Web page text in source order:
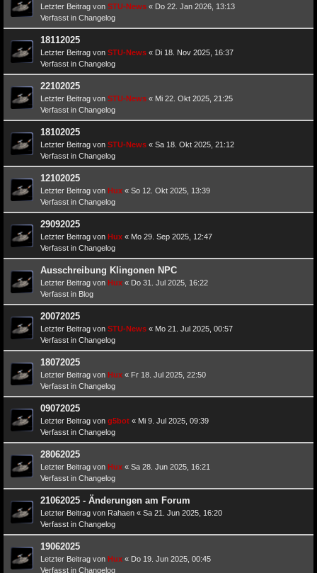
Letzter Beitrag von STU-News « Do 22. Jan 2026, 13:13
Verfasst in Changelog
18112025
Letzter Beitrag von STU-News « Di 18. Nov 2025, 16:37
Verfasst in Changelog
22102025
Letzter Beitrag von STU-News « Mi 22. Okt 2025, 21:25
Verfasst in Changelog
18102025
Letzter Beitrag von STU-News « Sa 18. Okt 2025, 21:12
Verfasst in Changelog
12102025
Letzter Beitrag von Hux « So 12. Okt 2025, 13:39
Verfasst in Changelog
29092025
Letzter Beitrag von Hux « Mo 29. Sep 2025, 12:47
Verfasst in Changelog
Ausschreibung Klingonen NPC
Letzter Beitrag von Hux « Do 31. Jul 2025, 16:22
Verfasst in Blog
20072025
Letzter Beitrag von STU-News « Mo 21. Jul 2025, 00:57
Verfasst in Changelog
18072025
Letzter Beitrag von Hux « Fr 18. Jul 2025, 22:50
Verfasst in Changelog
09072025
Letzter Beitrag von g5bot « Mi 9. Jul 2025, 09:39
Verfasst in Changelog
28062025
Letzter Beitrag von Hux « Sa 28. Jun 2025, 16:21
Verfasst in Changelog
21062025 - Änderungen am Forum
Letzter Beitrag von Rahaen « Sa 21. Jun 2025, 16:20
Verfasst in Changelog
19062025
Letzter Beitrag von Hux « Do 19. Jun 2025, 00:45
Verfasst in Changelog